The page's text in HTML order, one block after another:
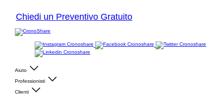
Chiedi un Preventivo Gratuito
Aiuto
Professionisti
Clienti